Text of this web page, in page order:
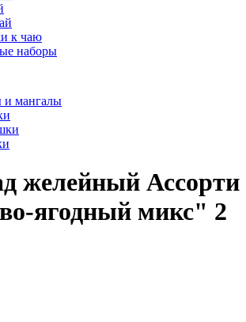
к чаю
наборы
и мангалы
желейный Ассорти
ягодный микс" 2